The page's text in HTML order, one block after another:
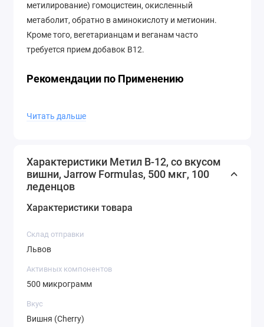
метилирование) гомоцистеин, окисленный
метаболит, обратно в аминокислоту и метионин.
Кроме того, вегетарианцам и веганам часто
требуется прием добавок B12.
Рекомендации по Применению
леденец в день или по указанию
Другие Ингредиенты
Ксилит, целлюлоза, стеариновая кислота
(растительный источник), натуральный вишневый
(растительный источник) и диоксид кремния.
Предупреждения
Читать дальше
Характеристики Метил B-12, со вкусом
вишни, Jarrow Formulas, 500 мкг, 100
леденцов
Характеристики товара
Склад отправки
Львов
Активных компонентов
500 микрограмм
Вкус
Вишня (Cherry)